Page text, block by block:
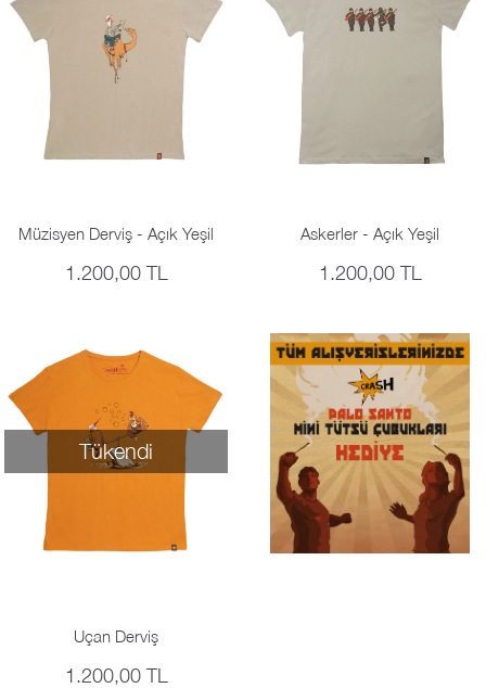
Müzisyen Derviş - Açık Yeşil
1.200,00 TL
Askerler - Açık Yeşil
1.200,00 TL
Tükendi
Uçan Derviş
1.200,00 TL